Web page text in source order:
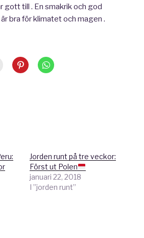
gott till . En smakrik och god
bra för klimatet och magen .
Jorden runt på tre veckor:
Först ut Polen
januari 22, 2018
I ”jorden runt”